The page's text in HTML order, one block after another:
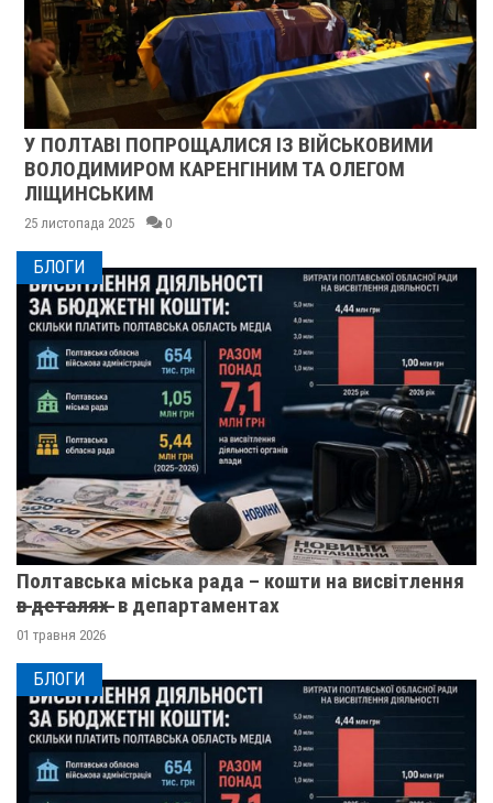
У ПОЛТАВІ ПОПРОЩАЛИСЯ ІЗ ВІЙСЬКОВИМИ
ВОЛОДИМИРОМ КАРЕНГІНИМ ТА ОЛЕГОМ
ЛІЩИНСЬКИМ
25 листопада 2025 0
БЛОГИ
Полтавська міська рада – кошти на висвітлення
в̶ ̶д̶е̶т̶а̶л̶я̶х̶ ̶ в департаментах
01 травня 2026
БЛОГИ